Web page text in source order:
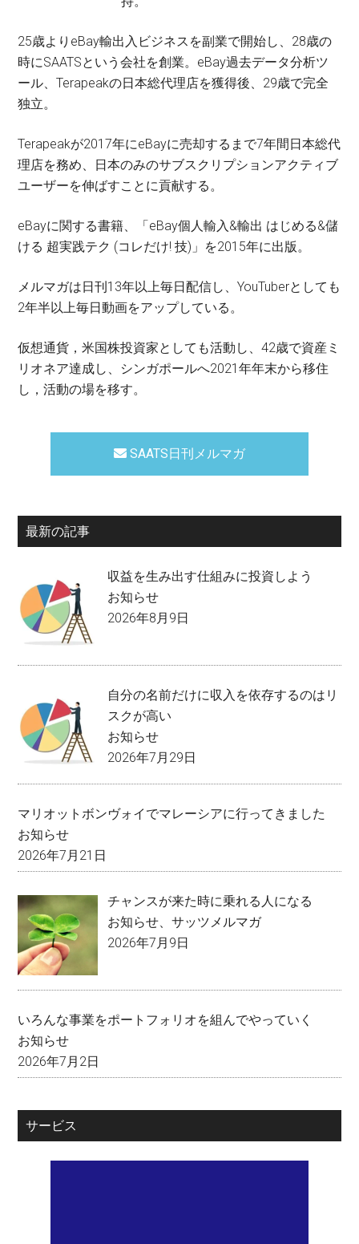
25歳よりeBay輸出入ビジネスを副業で開始し、28歳の
時にSAATSという会社を創業。eBay過去データ分析ツ
ール、Terapeakの日本総代理店を獲得後、29歳で完全
独立。
Terapeakが2017年にeBayに売却するまで7年間日本総代
理店を務め、日本のみのサブスクリプションアクティブ
ユーザーを伸ばすことに貢献する。
eBayに関する書籍、「eBay個人輸入&輸出 はじめる&儲
ける 超実践テク (コレだけ! 技)」を2015年に出版。
メルマガは日刊13年以上毎日配信し、YouTuberとしても
2年半以上毎日動画をアップしている。
仮想通貨，米国株投資家としても活動し、42歳で資産ミ
リオネア達成し、シンガポールへ2021年年末から移住
し，活動の場を移す。
SAATS日刊メルマガ
最新の記事
収益を生み出す仕組みに投資しよう
お知らせ
2026年8月9日
自分の名前だけに収入を依存するのはリ
スクが高い
お知らせ
2026年7月29日
マリオットボンヴォイでマレーシアに行ってきました
お知らせ
2026年7月21日
チャンスが来た時に乗れる人になる
お知らせ 、サッツメルマガ
2026年7月9日
いろんな事業をポートフォリオを組んでやっていく
お知らせ
2026年7月2日
サービス